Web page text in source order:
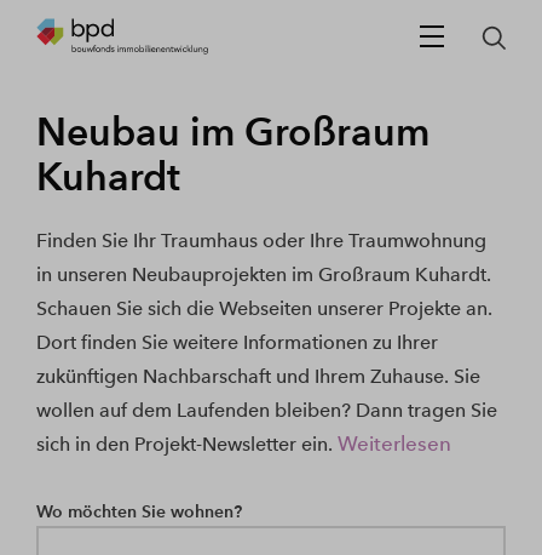
Neubau im Großraum
Kuhardt
Finden Sie Ihr Traumhaus oder Ihre Traumwohnung
in unseren Neubauprojekten im Großraum Kuhardt.
Schauen Sie sich die Webseiten unserer Projekte an.
Dort finden Sie weitere Informationen zu Ihrer
zukünftigen Nachbarschaft und Ihrem Zuhause. Sie
wollen auf dem Laufenden bleiben? Dann tragen Sie
sich in den Projekt-Newsletter ein. Weiterlesen
Wo möchten Sie wohnen?